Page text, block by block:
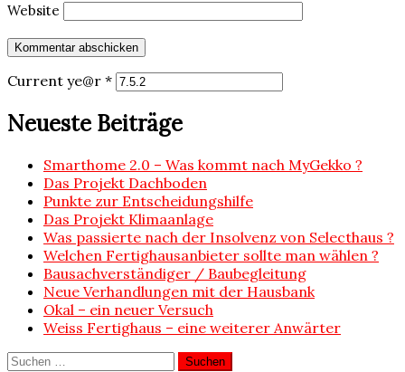
Website
Current ye@r *
Neueste Beiträge
Smarthome 2.0 – Was kommt nach MyGekko ?
Das Projekt Dachboden
Punkte zur Entscheidungshilfe
Das Projekt Klimaanlage
Was passierte nach der Insolvenz von Selecthaus ?
Welchen Fertighausanbieter sollte man wählen ?
Bausachverständiger / Baubegleitung
Neue Verhandlungen mit der Hausbank
Okal – ein neuer Versuch
Weiss Fertighaus – eine weiterer Anwärter
Suchen